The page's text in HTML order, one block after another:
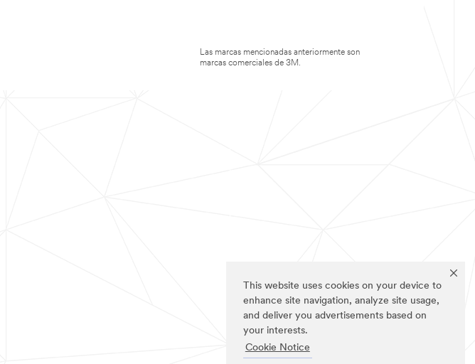
This website uses cookies on your device to
enhance site navigation, analyze site usage,
and deliver you advertisements based on
your interests.
Cookie Notice
Las marcas mencionadas anteriormente son
marcas comerciales de 3M.